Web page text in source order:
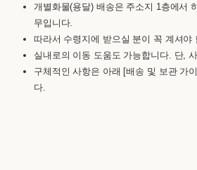
개별화물(용달) 배송은 주소지 1층에서
무입니다.
따라서 수령지에 받으실 분이 꼭 계셔야
실내로의 이동 도움도 가능합니다. 단,
구체적인 사항은 아래 [배송 및 보관 가
다.